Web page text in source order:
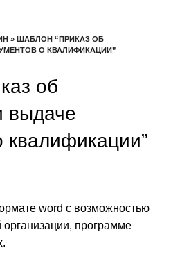
» ШАБЛОН “ПРИКАЗ ОБ
О КВАЛИФИКАЦИИ”
об
выдаче
квалификации”
word с возможностью
программе